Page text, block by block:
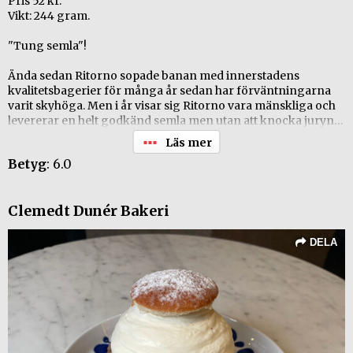
Vikt: 244 gram.
"Tung semla"!
Ända sedan Ritorno sopade banan med innerstadens
kvalitetsbagerier för många år sedan har förväntningarna
varit skyhöga. Men i år visar sig Ritorno vara mänskliga och
levererar en helt godkänd semla men utan att knocka juryn
som tidigare. Lite obehaglig viskositet på mandelmassan
säger någon. Men den smakar bra! Med marginal tyngst i
testet. 244 gram mot lättaste semlan 142 gram!
+ Väldigt bra grädde!
Betyg 4 i "Allt om mat" provning.
Betyg 5 (av 6) i SVD - (Svenska Dagbladets) provning.
Betyg: 6.0
Clemedt Dunér Bakeri
DELA